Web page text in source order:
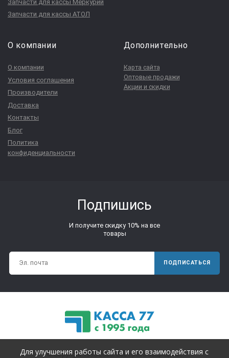
Запчасти для кассы Меркурий
Запчасти для кассы АТОЛ
О компании
О компании
Условия соглашения
Производители
Доставка
Контакты
Блог
Политика
конфиденциальности
Дополнительно
Карта сайта
Оптовые продажи
Акции и скидки
Подпишись
И получите скидку 10% на все
товары
ПОДПИСАТЬСЯ
© Copyright 1995-2025. Все права защищены.
Для улучшения работы сайта и его взаимодействия с